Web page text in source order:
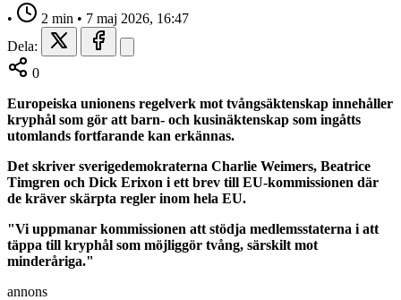
• 2 min • 7 maj 2026, 16:47
Dela:
0
Europeiska unionens regelverk mot tvångsäktenskap innehåller
kryphål som gör att barn- och kusinäktenskap som ingåtts
utomlands fortfarande kan erkännas.
Det skriver sverigedemokraterna Charlie Weimers, Beatrice
Timgren och Dick Erixon i ett brev till EU-kommissionen där
de kräver skärpta regler inom hela EU.
"Vi uppmanar kommissionen att stödja medlemsstaterna i att
täppa till kryphål som möjliggör tvång, särskilt mot
minderåriga."
annons